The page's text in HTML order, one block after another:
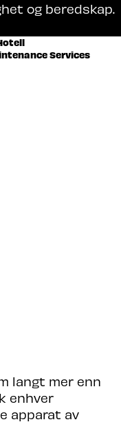
og beredskap.
Services
langt mer enn
enhver
apparat av